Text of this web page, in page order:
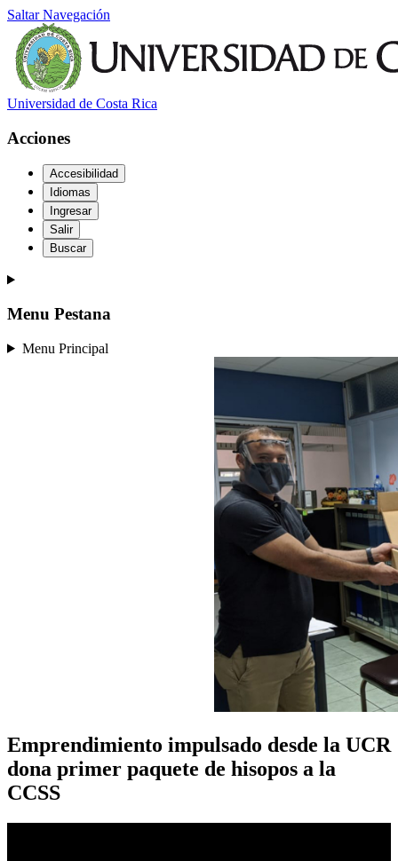
Saltar Navegación
Universidad de Costa Rica
Acciones
Accesibilidad
Idiomas
Ingresar
Salir
Buscar
Menu Pestana
Menu Principal
Emprendimiento impulsado desde la UCR
dona primer paquete de hisopos a la
CCSS